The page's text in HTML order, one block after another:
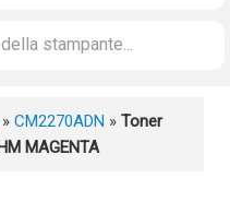
» CM2270ADN » Toner
MAGENTA